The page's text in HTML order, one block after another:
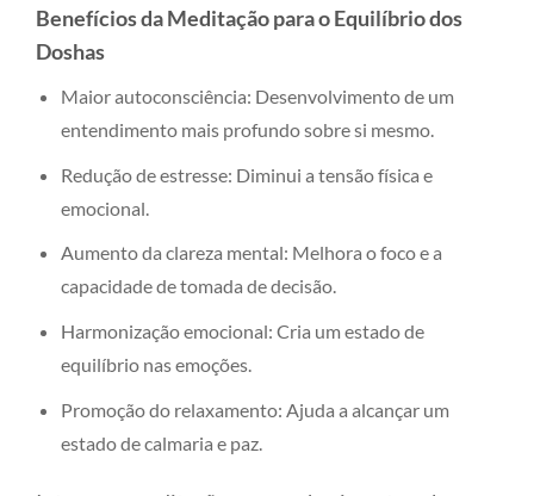
Benefícios da Meditação para o Equilíbrio dos
Doshas
Maior autoconsciência: Desenvolvimento de um
entendimento mais profundo sobre si mesmo.
Redução de estresse: Diminui a tensão física e
emocional.
Aumento da clareza mental: Melhora o foco e a
capacidade de tomada de decisão.
Harmonização emocional: Cria um estado de
equilíbrio nas emoções.
Promoção do relaxamento: Ajuda a alcançar um
estado de calmaria e paz.